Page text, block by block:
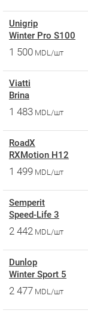
Unigrip
Winter Pro S100
1 500 MDL/шт
Viatti
Brina
1 483 MDL/шт
RoadX
RXMotion H12
1 499 MDL/шт
Semperit
Speed-Life 3
2 442 MDL/шт
Dunlop
Winter Sport 5
2 477 MDL/шт